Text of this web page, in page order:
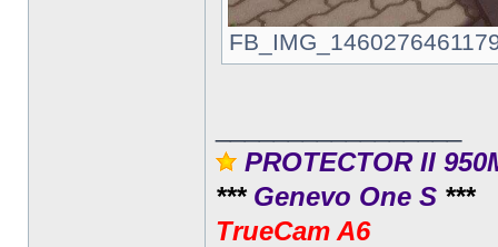
PROTECTOR II
***Genevo One S ***
TrueCam A6